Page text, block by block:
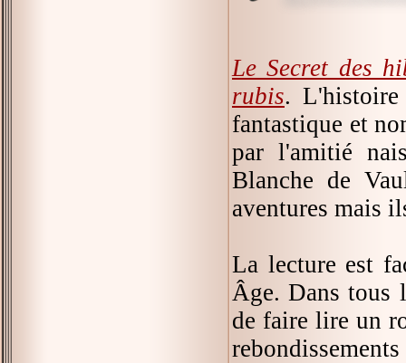
Le Secret des
rubis. L'histoire
fantastique et
par l'amitié
Blanche de
aventures mais
La lecture est
Âge. Dans tous
de faire lire un